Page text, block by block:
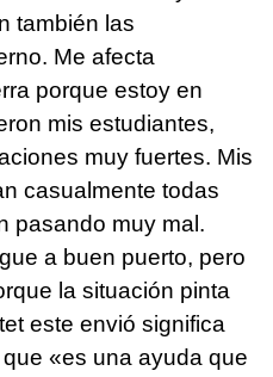
también las
Me afecta
porque estoy en
mis estudiantes,
muy fuertes. Mis
casualmente todas
pasando muy mal.
a buen puerto, pero
la situación pinta
este envió significa
«es una ayuda que